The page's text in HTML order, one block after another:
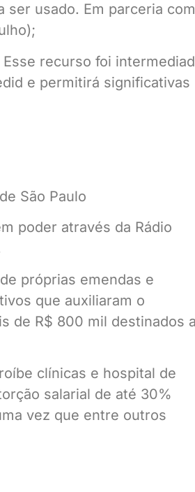
usado. Em parceria
recurso foi
e permitirá significativas
São Paulo
poder através da Rádio
próprias emendas e
que auxiliaram o
de R$ 800 mil destinados
clínicas e hospital de
salarial de até 30%
vez que entre outros